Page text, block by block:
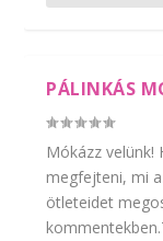
PÁLINKÁS
Mókázz velünk!
megfejteni, mi
ötleteidet